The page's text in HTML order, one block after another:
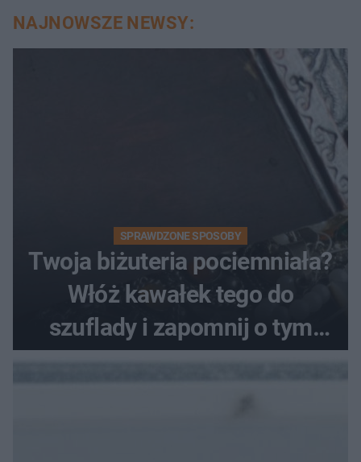
NAJNOWSZE NEWSY:
SPRAWDZONE SPOSOBY
Twoja biżuteria pociemniała?
Włóż kawałek tego do
szuflady i zapomnij o tym
problemie. Sposób na